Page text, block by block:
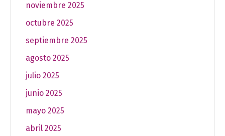
noviembre 2025
octubre 2025
septiembre 2025
agosto 2025
julio 2025
junio 2025
mayo 2025
abril 2025